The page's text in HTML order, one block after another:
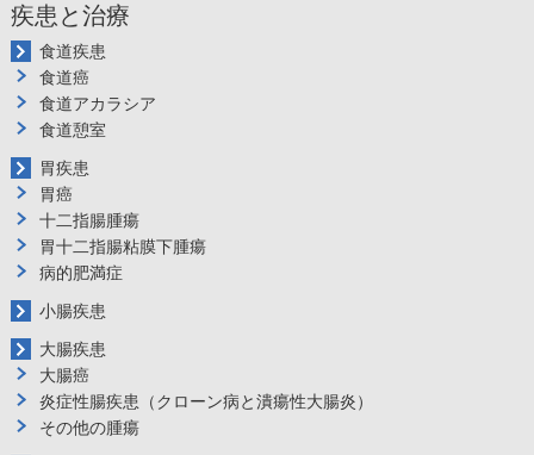
疾患と治療
食道疾患
食道癌
食道アカラシア
食道憩室
胃疾患
胃癌
十二指腸腫瘍
胃十二指腸粘膜下腫瘍
病的肥満症
小腸疾患
大腸疾患
大腸癌
炎症性腸疾患（クローン病と潰瘍性大腸炎）
その他の腫瘍